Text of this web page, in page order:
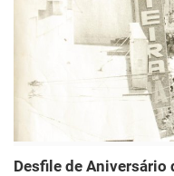
Desfile de Aniversário